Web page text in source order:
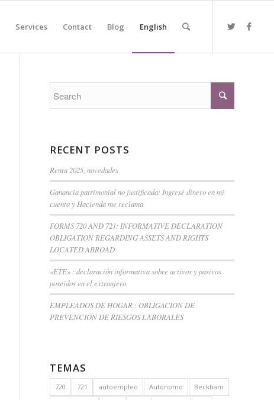
Services Contact Blog English
RECENT POSTS
Renta 2025, novedades
Ganancia patrimonial no justificada: Ingresé dinero en mi
cuenta y Hacienda me reclama
FORMS 720 AND 721: INFORMATIVE DECLARATION
OBLIGATION REGARDING ASSETS AND RIGHTS
LOCATED ABROAD
«ETE» : declaración informativa sobre activos y pasivos
poseídos en el extranjero
EMPLEADOS DE HOGAR : OBLIGACION DE
PREVENCIÓN DE RIESGOS LABORALES
TEMAS
720 721 autoempleo Autónomo Beckham